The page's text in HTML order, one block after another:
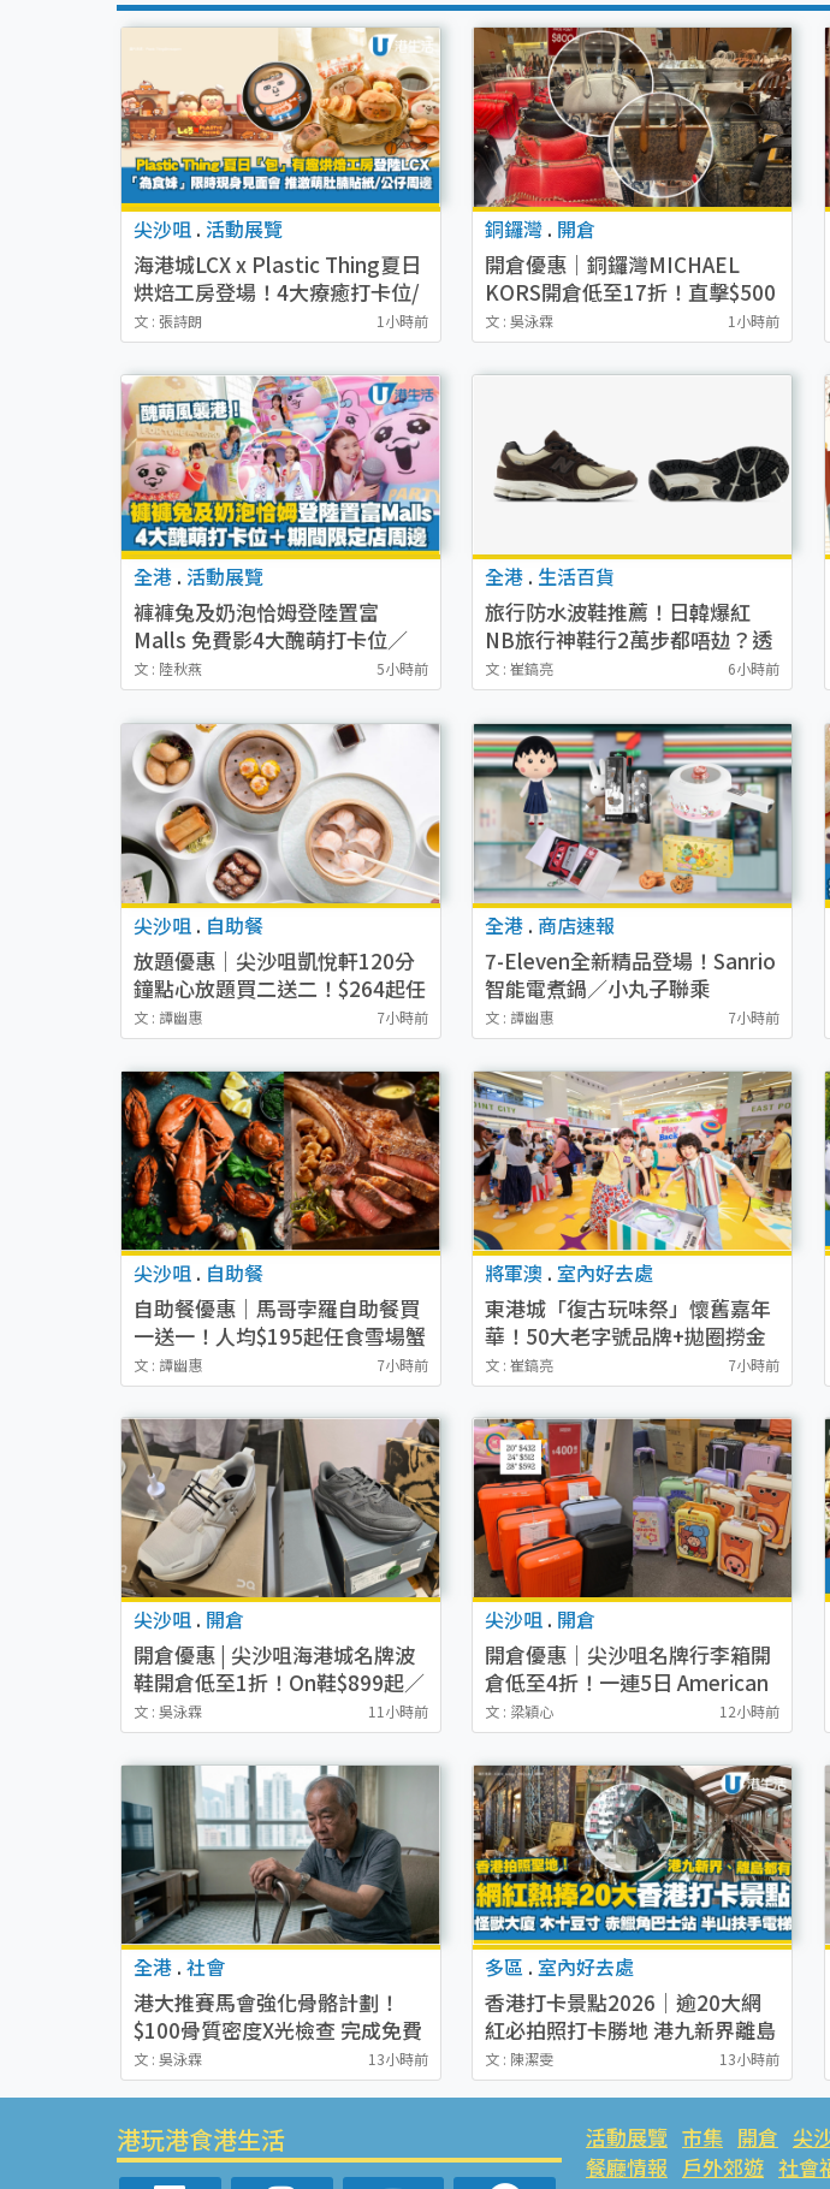
尖沙咀 . 活動展覽
海港城LCX x Plastic Thing夏日
烘焙工房登場！4大療癒打卡位/
為食妹見面會/換限定出爐書籤
文 : 張詩朗 1小時前
銅鑼灣 . 開倉
開倉優惠｜銅鑼灣MICHAEL
KORS開倉低至17折！直擊$500
起買手袋/銀包/鞋款 必買經典
Jet Set系列
文 : 吳泳霖 1小時前
全港 . 活動展覽
褲褲兔及奶泡恰姆登陸置富
Malls 免費影4大醜萌打卡位／
+WOO嘉湖期間限定店周邊
文 : 陸秋燕 5小時前
全港 . 生活百貨
旅行防水波鞋推薦！日韓爆紅
NB旅行神鞋行2萬步都唔攰？透
氣比HOKA平
文 : 崔鎬亮 6小時前
尖沙咀 . 自助餐
放題優惠｜尖沙咀凱悅軒120分
鐘點心放題買二送二！$264起任
食蜜汁叉燒/蝦餃皇/飛魚子燒賣
逾20款點心
文 : 譚幽惠 7小時前
全港 . 商店速報
7-Eleven全新精品登場！Sanrio
智能電煮鍋／小丸子聯乘
Avantgardey公仔／幪面超人卡
式錄音帶卡片套／貓山王榴槤冰
皮 附開售詳情
文 : 譚幽惠 7小時前
尖沙咀 . 自助餐
自助餐優惠｜馬哥孛羅自助餐買
一送一！人均$195起任食雪場蟹
腳/肉眼牛排 附優惠碼最高再減
$100
文 : 譚幽惠 7小時前
將軍澳 . 室內好去處
東港城「復古玩味祭」懷舊嘉年
華！50大老字號品牌+拋圈撈金
魚（附消費換領詳情）
文 : 崔鎬亮 7小時前
尖沙咀 . 開倉
開倉優惠 | 尖沙咀海港城名牌波
鞋開倉低至1折！On鞋$899起／
Joy&Peace鞋履$98起
文 : 吳泳霖 11小時前
尖沙咀 . 開倉
開倉優惠｜尖沙咀名牌行李箱開
倉低至4折！一連5日 American
Tourister/ace./Hallmark $200
起！
文 : 梁穎心 12小時前
全港 . 社會
港大推賽馬會強化骨骼計劃！
$100骨質密度X光檢查 完成免費
運動訓練送超市禮券！附參加資
格
文 : 吳泳霖 13小時前
多區 . 室內好去處
香港打卡景點2026｜逾20大網
紅必拍照打卡勝地 港九新界離島
影相好去處
文 : 陳潔雯 13小時前
港玩港食港生活 活動展覽 市集 開倉 尖
餐廳情報 戶外郊遊 社會